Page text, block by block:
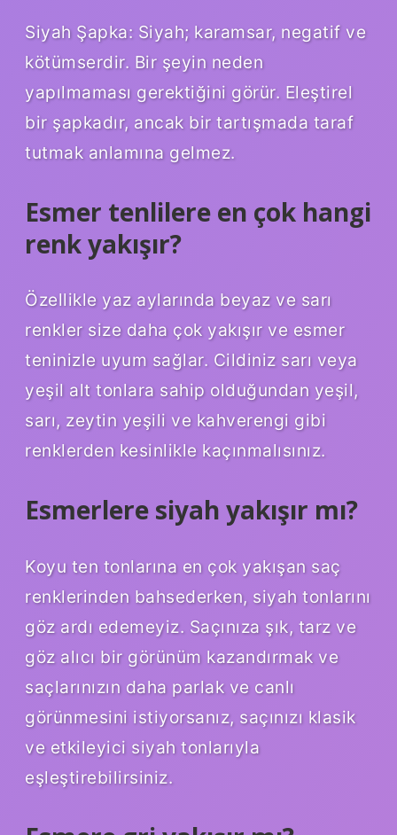
Siyah Şapka: Siyah; karamsar, negatif ve
kötümserdir. Bir şeyin neden
yapılmaması gerektiğini görür. Eleştirel
bir şapkadır, ancak bir tartışmada taraf
tutmak anlamına gelmez.
Esmer tenlilere en çok hangi
renk yakışır?
Özellikle yaz aylarında beyaz ve sarı
renkler size daha çok yakışır ve esmer
teninizle uyum sağlar. Cildiniz sarı veya
yeşil alt tonlara sahip olduğundan yeşil,
sarı, zeytin yeşili ve kahverengi gibi
renklerden kesinlikle kaçınmalısınız.
Esmerlere siyah yakışır mı?
Koyu ten tonlarına en çok yakışan saç
renklerinden bahsederken, siyah tonlarını
göz ardı edemeyiz. Saçınıza şık, tarz ve
göz alıcı bir görünüm kazandırmak ve
saçlarınızın daha parlak ve canlı
görünmesini istiyorsanız, saçınızı klasik
ve etkileyici siyah tonlarıyla
eşleştirebilirsiniz.